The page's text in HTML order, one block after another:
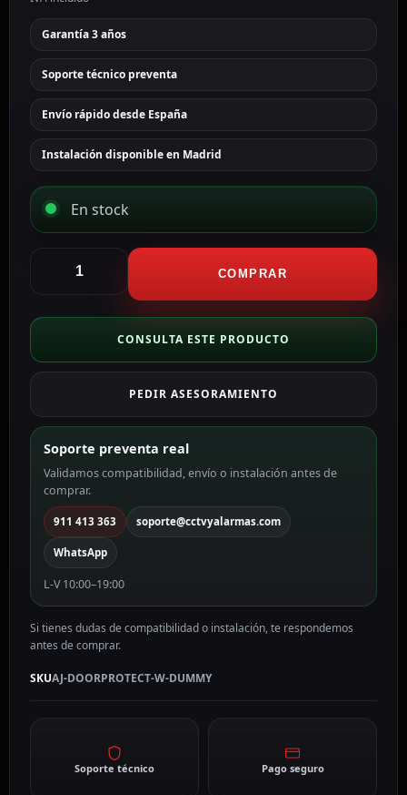
Garantía 3 años
Soporte técnico preventa
Envío rápido desde España
Instalación disponible en Madrid
En stock
Carcasa
contacto
color
blanco
DOORPROTECT-
W-
DUMMY
cantidad
COMPRAR
CONSULTA ESTE PRODUCTO
PEDIR ASESORAMIENTO
Soporte preventa real
Validamos compatibilidad, envío o instalación antes de
comprar.
911 413 363 soporte@cctvyalarmas.com
WhatsApp
L-V 10:00–19:00
Si tienes dudas de compatibilidad o instalación, te respondemos
antes de comprar.
SKUAJ-DOORPROTECT-W-DUMMY
Soporte técnico Pago seguro